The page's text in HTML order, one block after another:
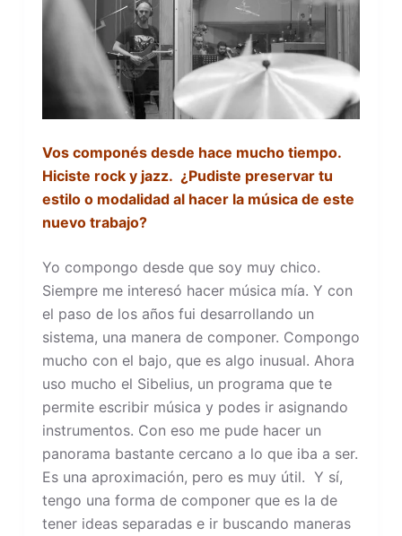
Vos componés desde hace mucho tiempo.
Hiciste rock y jazz. ¿Pudiste preservar tu
estilo o modalidad al hacer la música de este
nuevo trabajo?
Yo compongo desde que soy muy chico.
Siempre me interesó hacer música mía. Y con
el paso de los años fui desarrollando un
sistema, una manera de componer. Compongo
mucho con el bajo, que es algo inusual. Ahora
uso mucho el Sibelius, un programa que te
permite escribir música y podes ir asignando
instrumentos. Con eso me pude hacer un
panorama bastante cercano a lo que iba a ser.
Es una aproximación, pero es muy útil. Y sí,
tengo una forma de componer que es la de
tener ideas separadas e ir buscando maneras